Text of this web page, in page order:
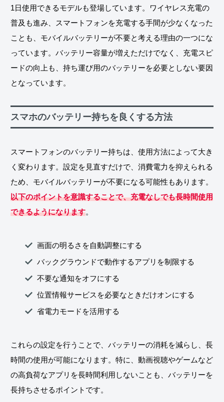
1日使用できるモデルも登場しています。ワイヤレス充電の
普及も進み、スマートフォンを充電する手間が少なくなった
ことも、モバイルバッテリーが不要と考える理由の一つにな
っています。バッテリー容量が増えただけでなく、充電スピ
ードの向上も、持ち運び用のバッテリーを必要としない要因
となっています。
スマホのバッテリー持ちを良くする方法
スマートフォンのバッテリー持ちは、使用方法によって大き
く変わります。設定を見直すだけで、消費電力を抑えられる
ため、モバイルバッテリーが不要になる可能性もあります。
以下のポイントを意識することで、充電なしでも長時間使用
できるようになります。
画面の明るさを自動調整にする
バックグラウンドで動作するアプリを制限する
不要な通知をオフにする
位置情報サービスを必要なときだけオンにする
省電力モードを活用する
これらの設定を行うことで、バッテリーの消耗を減らし、長
時間の使用が可能になります。特に、動画視聴やゲームなど
の高負荷なアプリを長時間利用しないことも、バッテリーを
長持ちさせるポイントです。